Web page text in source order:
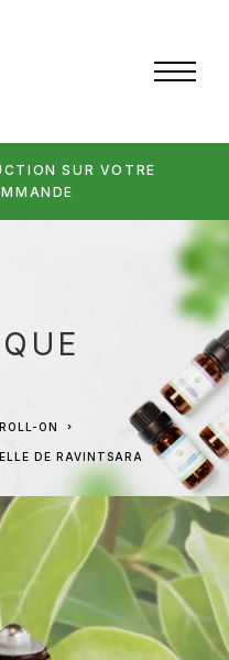
SUR VOTRE
ROLL-ON
DE RAVINTSARA